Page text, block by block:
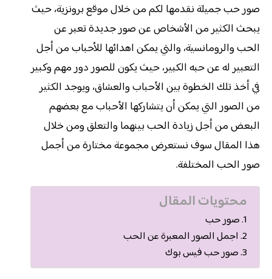
صور حب جميلة نقدمها لكم من خلال موقع برونزية، حيث
يبحث الكثير من الأشخاص عن صور جديدة تعبر عن
الحب والرومانسية، والتي يمكن اهدائها للأحباب من أجل
التعبير له عن حبه الكبير، حيث يكون للصور دور مهم وكبير
في أخذ تلك الخطوة بين الأحباب والعشاق، ويوجد الكثير
من الصور التي يمكن أن يتشاركها الأحباب مع بعضهم
البعض من أجل زيادة الحب بينهما والتعلق ومن خلال
هذا المقال سوف نستعرض مجموعة مختارة من أجمل
صور الحب المختلفة.
محتويات المقال
صور حب
اجمل الصور المعبرة عن الحب
صور حب فيس بوك